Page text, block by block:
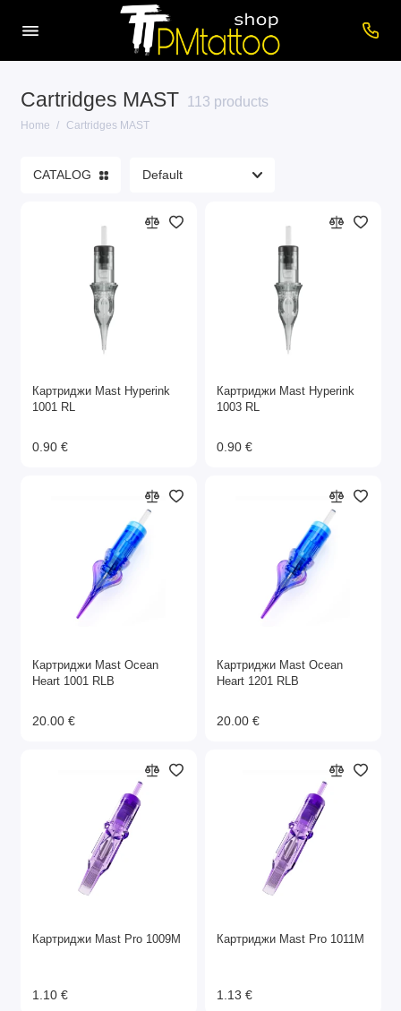
Cartridges MAST 113 products
Home Cartridges MAST
CATALOG
Картриджи Mast Hyperink
1001 RL
0.90 €
Картриджи Mast Hyperink
1003 RL
0.90 €
Картриджи Mast Ocean
Heart 1001 RLB
20.00 €
Картриджи Mast Ocean
Heart 1201 RLB
20.00 €
Картриджи Mast Pro 1009M
1.10 €
Картриджи Mast Pro 1011M
1.13 €